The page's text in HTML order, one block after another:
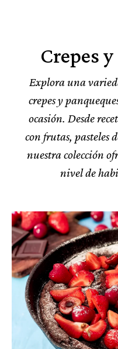
Crepes
Explora una
crepes y
ocasión. Desde
con frutas, pasteles
nuestra colección
nivel de